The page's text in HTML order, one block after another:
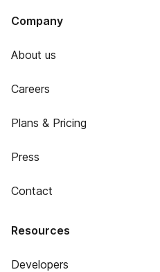
Company
About us
Careers
Plans & Pricing
Press
Contact
Resources
Developers